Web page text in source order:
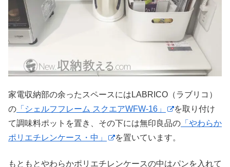
家電収納部の余ったスペースにはLABRICO（ラブリコ）
の 「シェルフフレーム スクエアWFW-16」
を取り付け
て調味料ポットを置き、その下には無印良品の 「やわらか
ポリエチレンケース・中」
を置いています。
もともとやわらかポリエチレンケースの中はパンを入れて